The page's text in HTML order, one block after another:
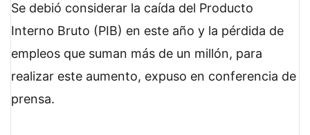
Se debió considerar la caída del Producto
Interno Bruto (PIB) en este año y la pérdida de
empleos que suman más de un millón, para
realizar este aumento, expuso en conferencia de
prensa.